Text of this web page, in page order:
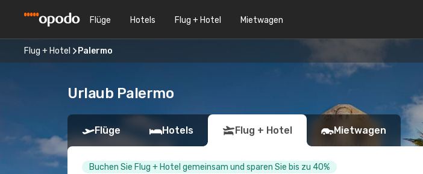
Flüge Hotels Flug + Hotel Mietwagen
Flug + Hotel Palermo
Urlaub Palermo
Flüge Hotels Flug + Hotel Mietwagen
Buchen Sie Flug + Hotel gemeinsam und sparen Sie bis zu 40%